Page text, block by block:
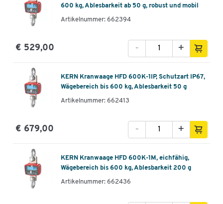
600 kg, Ablesbarkeit ab 50 g, robust und mobil
Artikelnummer: 662394
€ 529,00 +
-
KERN Kranwaage HFD 600K-1IP, Schutzart IP67,
Wägebereich bis 600 kg, Ablesbarkeit 50 g
Artikelnummer: 662413
€ 679,00 +
-
KERN Kranwaage HFD 600K-1M, eichfähig,
Wägebereich bis 600 kg, Ablesbarkeit 200 g
Artikelnummer: 662436